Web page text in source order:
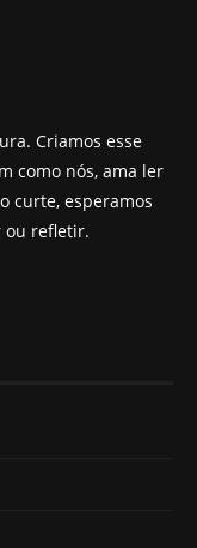
Criamos esse
como nós, ama ler
curte, esperamos
ou refletir.